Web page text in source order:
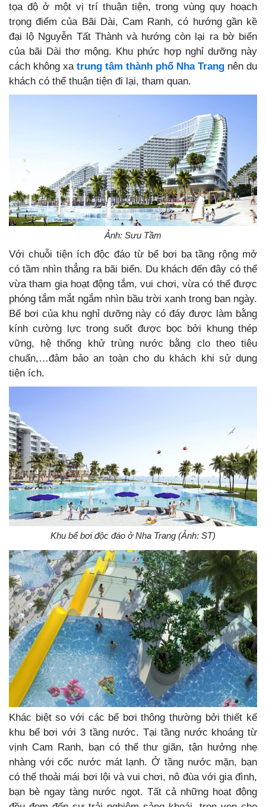
tọa độ ở một vị trí thuận tiện, trong vùng quy hoạch
trọng điểm của Bãi Dài, Cam Ranh, có hướng gần kề
đại lộ Nguyễn Tất Thành và hướng còn lại ra bờ biển
của bãi Dài thơ mộng. Khu phức hợp nghỉ dưỡng này
cách không xa trung tâm thành phố Nha Trang nên du
khách có thể thuận tiện đi lại, tham quan.
Ảnh: Sưu Tầm
Với chuỗi tiện ích độc đáo từ bể bơi ba tầng rộng mở
có tầm nhìn thẳng ra bãi biển. Du khách đến đây có thể
vừa tham gia hoạt động tắm, vui chơi, vừa có thể được
phóng tắm mắt ngắm nhìn bầu trời xanh trong ban ngày.
Bể bơi của khu nghỉ dưỡng này có đáy được làm bằng
kính cường lực trong suốt được bọc bởi khung thép
vững, hệ thống khử trùng nước bằng clo theo tiêu
chuẩn,…đảm bảo an toàn cho du khách khi sử dụng
tiện ích.
Khu bể bơi độc đáo ở Nha Trang (Ảnh: ST)
Khác biệt so với các bể bơi thông thường bởi thiết kế
khu bể bơi với 3 tầng nước. Tại tầng nước khoáng từ
vịnh Cam Ranh, bạn có thể thư giãn, tận hưởng nhẹ
nhàng với cốc nước mát lạnh. Ở tầng nước mặn, bạn
có thể thoải mái bơi lội và vui chơi, nô đùa với gia đình,
bạn bè ngay tàng nước ngọt. Tất cả những hoạt động